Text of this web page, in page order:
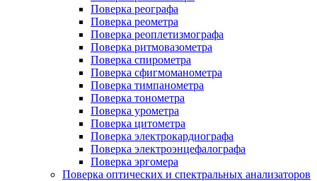
Поверка реографа
Поверка реометра
Поверка реоплетизмографа
Поверка ритмовазометра
Поверка спирометра
Поверка сфигмоманометра
Поверка тимпанометра
Поверка тонометра
Поверка урометра
Поверка цитометра
Поверка электрокардиографа
Поверка электроэнцефалографа
Поверка эргомера
Поверка оптических и спектральных анализаторов